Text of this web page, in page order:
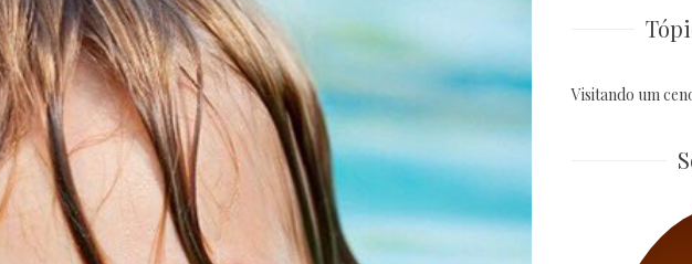
Visitando um